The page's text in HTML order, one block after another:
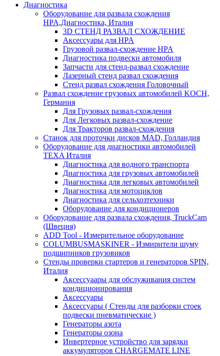
Диагностика
Оборудование для развала схождения
HPA,Диагностика, Италия
3D СТЕНД РАЗВАЛ СХОЖДЕНИЕ
Аксессуары для HPA
Грузовой развал-схождение HPA
Диагностика подвески автомобиля
Запчасти для стенд-развал схождение
Лазерный стенд развал схождения
Стенд развал схождения Головочный
Развал схождение грузовых автомобилей KOCH,
Германия
Для Грузовых развал-схождения
Для Легковых развал-схождение
Для Тракторов развал-схождения
Станок для проточки дисков MAD, Голландия
Оборудование для диагностики автомобилей
TEXA Италия
Диагностика для водного транспорта
Диагностика для грузовых автомобилей
Диагностика для легковых автомобилей
Диагностика для мотоциклов
Диагностика для сельхозтехники
Оборудование для кондиционеров
Оборудование для развала схождения, TruckCam
(Швеция)
ADD Tool - Измерительное оборудование
COLUMBUSMASKINER - Измирители шуму
подшипников грузовиков
Стенды проверки стартеров и генераторов SPIN,
Италия
Аксессуаары для обслуживания систем
кондиционирования
Аксессуары
Аксессуары ( Стенды для разборки стоек
подвески пневматические )
Генераторы азота
Генераторы озона
Инвертерное устройство для зарядки
аккумуляторов CHARGEMATE LINE